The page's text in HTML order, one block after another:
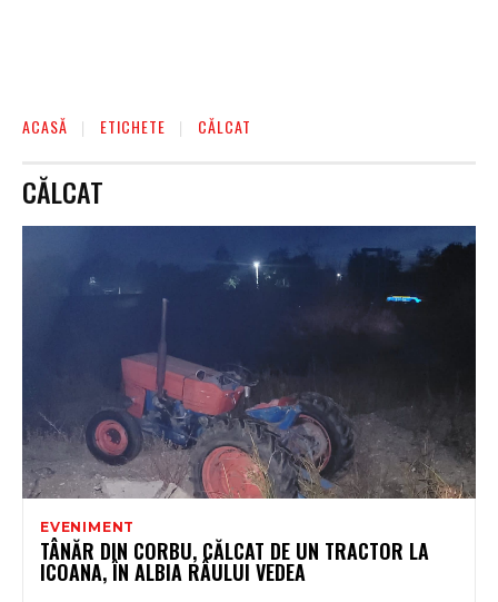
ACASĂ ETICHETE CĂLCAT
CĂLCAT
EVENIMENT
TÂNĂR DIN CORBU, CĂLCAT DE UN TRACTOR LA
ICOANA, ÎN ALBIA RÂULUI VEDEA